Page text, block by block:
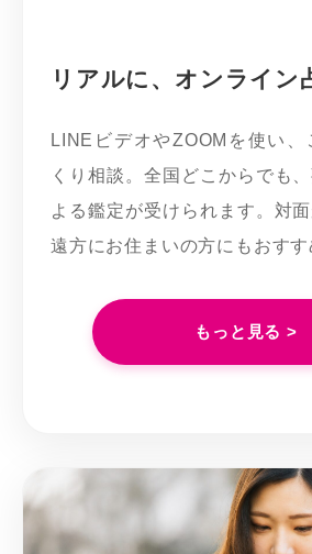
リアルに、オンライン
LINEビデオやZOOMを使い、
くり相談。全国どこからでも
よる鑑定が受けられます。対面
遠方にお住まいの方にもおすす
もっと見る >